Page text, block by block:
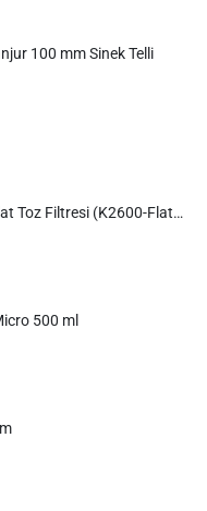
100 mm Sinek Telli
Prima Klima K2700-Flat Toz Filtresi (K2600-Flat Filtreler)
500 ml